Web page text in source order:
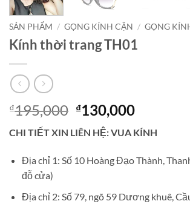
SẢN PHẨM / GỌNG KÍNH CẬN / GỌNG
Kính thời trang TH01
₫195,000 Giá
gốc
là:
₫195,000.
₫130,000Giá
hiện
tại
là:
CHI TIẾT XIN LIÊN HỆ: VUA KÍNH
Địa chỉ 1: Số 10 Hoàng Đạo Thành,
đỗ cửa)
Địa chỉ 2: Số 79, ngõ 59 Dương khuê,